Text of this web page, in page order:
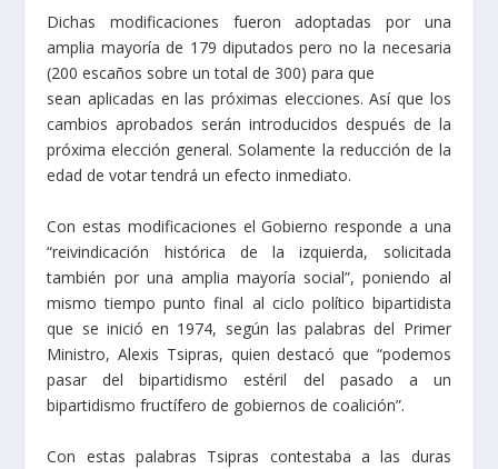
Dichas modificaciones fueron adoptadas por una
amplia mayoría de 179 diputados pero no la necesaria
(200 escaños sobre un total de 300) para que
sean aplicadas en las próximas elecciones. Así que los
cambios aprobados serán introducidos después de la
próxima elección general. Solamente la reducción de la
edad de votar tendrá un efecto inmediato.
Con estas modificaciones el Gobierno responde a una
“reivindicación histórica de la izquierda, solicitada
también por una amplia mayoría social”, poniendo al
mismo tiempo punto final al ciclo político bipartidista
que se inició en 1974, según las palabras del Primer
Ministro, Alexis Tsipras, quien destacó que “podemos
pasar del bipartidismo estéril del pasado a un
bipartidismo fructífero de gobiernos de coalición”.
Con estas palabras Tsipras contestaba a las duras